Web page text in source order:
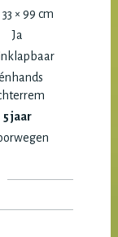
33 × 99 cm
Ja
5 jaar